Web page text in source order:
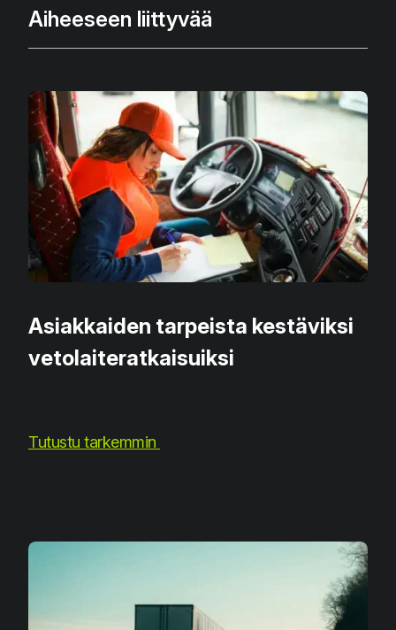
Aiheeseen liittyvää
Asiakkaiden tarpeista kestäviksi
vetolaiteratkaisuiksi
Tutustu tarkemmin